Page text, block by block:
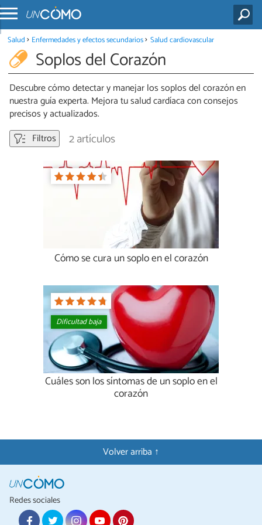
Salud Enfermedades y efectos secundarios Salud cardiovascular
Soplos del Corazón
Descubre cómo detectar y manejar los soplos del corazón en
nuestra guía experta. Mejora tu salud cardíaca con consejos
precisos y actualizados.
Filtros
2 artículos
Cómo se cura un soplo en el corazón
Dificultad baja
Cuáles son los síntomas de un soplo en el
corazón
Volver arriba ↑
Redes sociales